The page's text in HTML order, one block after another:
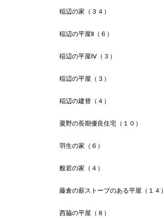
稲辺の家（３４）
稲辺の平屋Ⅱ（６）
稲辺の平屋Ⅳ（３）
稲辺の平屋（３）
稲辺の建替（４）
粟野の長期優良住宅（１０）
羽生の家（６）
般若の家（４）
藤倉の薪ストーブのある平屋（１４）
西脇の平屋（８）